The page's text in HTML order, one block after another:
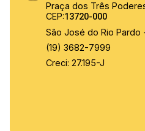
Praça dos Três
CEP:13720-000
São José do Rio Pardo
(19) 3682-7999
Creci: 27.195-J